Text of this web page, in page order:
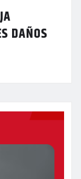
DAÑOS